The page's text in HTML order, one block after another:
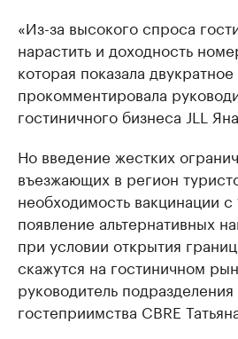
«Из-за высокого спроса
нарастить и доходность
которая показала
прокомментировала
гостиничного бизнеса JLL
Но введение жестких
въезжающих в регион
необходимость вакцинации с
появление альтернативных
при условии открытия
скажутся на гостиничном
руководитель
гостеприимства CBRE